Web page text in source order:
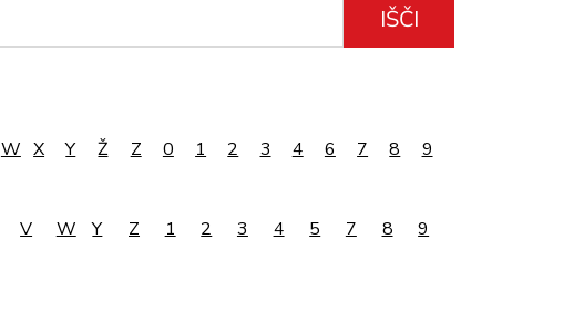
IŠČI
W X Y Ž Z 0 1 2 3 4 6 7 8
9
V W Y Z 1 2 3 4 5 7 8 9